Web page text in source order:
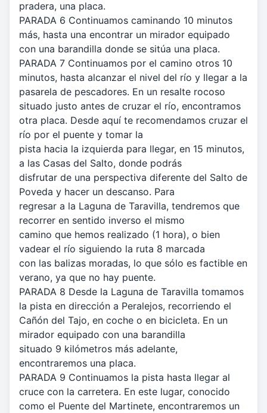
pradera, una placa.
PARADA 6 Continuamos caminando 10 minutos
más, hasta una encontrar un mirador equipado
con una barandilla donde se sitúa una placa.
PARADA 7 Continuamos por el camino otros 10
minutos, hasta alcanzar el nivel del río y llegar a la
pasarela de pescadores. En un resalte rocoso
situado justo antes de cruzar el río, encontramos
otra placa. Desde aquí te recomendamos cruzar el
río por el puente y tomar la
pista hacia la izquierda para llegar, en 15 minutos,
a las Casas del Salto, donde podrás
disfrutar de una perspectiva diferente del Salto de
Poveda y hacer un descanso. Para
regresar a la Laguna de Taravilla, tendremos que
recorrer en sentido inverso el mismo
camino que hemos realizado (1 hora), o bien
vadear el río siguiendo la ruta 8 marcada
con las balizas moradas, lo que sólo es factible en
verano, ya que no hay puente.
PARADA 8 Desde la Laguna de Taravilla tomamos
la pista en dirección a Peralejos, recorriendo el
Cañón del Tajo, en coche o en bicicleta. En un
mirador equipado con una barandilla
situado 9 kilómetros más adelante,
encontraremos una placa.
PARADA 9 Continuamos la pista hasta llegar al
cruce con la carretera. En este lugar, conocido
como el Puente del Martinete, encontraremos un